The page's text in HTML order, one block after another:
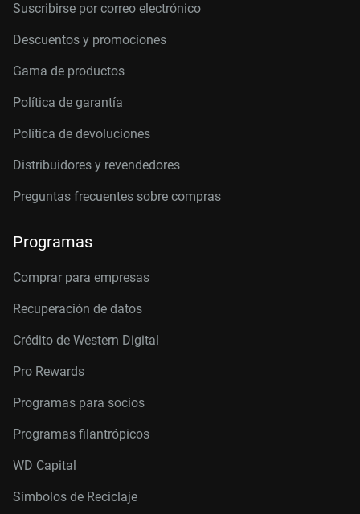
Suscribirse por correo electrónico
Descuentos y promociones
Gama de productos
Política de garantía
Política de devoluciones
Distribuidores y revendedores
Preguntas frecuentes sobre compras
Programas
Comprar para empresas
Recuperación de datos
Crédito de Western Digital
Pro Rewards
Programas para socios
Programas filantrópicos
WD Capital
Símbolos de Reciclaje